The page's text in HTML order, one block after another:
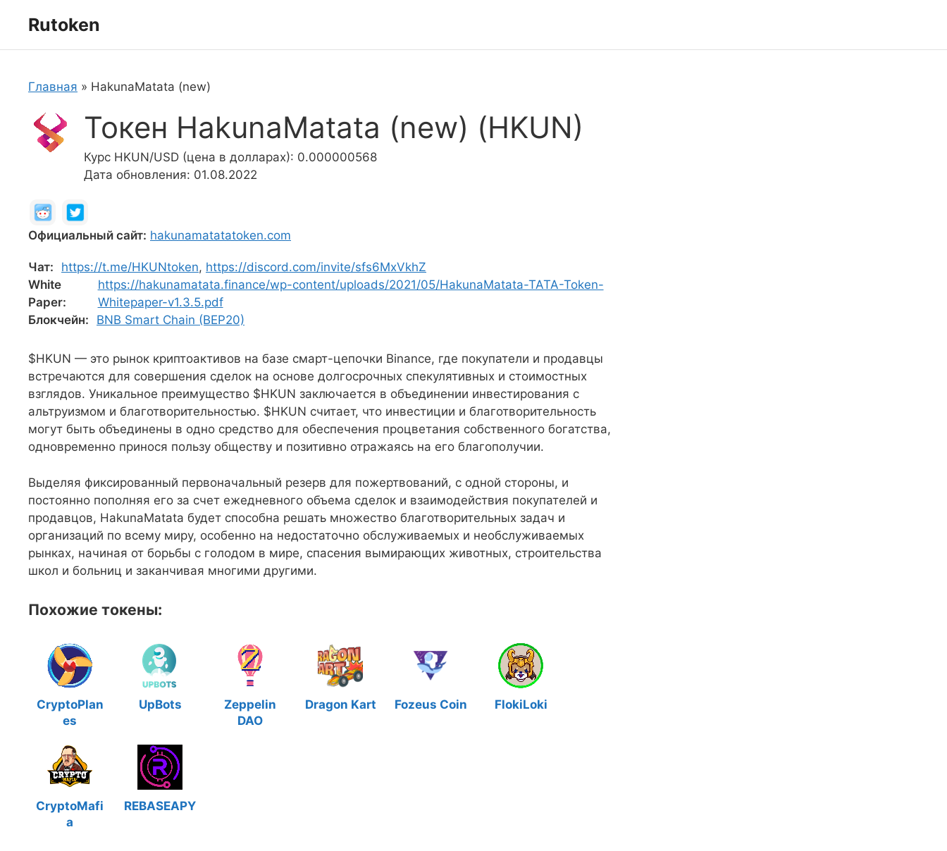
Rutoken
Главная » HakunaMatata (new)
Токен HakunaMatata (new) (HKUN)
Курс HKUN/USD (цена в долларах): 0.000000568
Дата обновления: 01.08.2022
Официальный сайт: hakunamatatatoken.com
Чат: https://t.me/HKUNtoken, https://discord.com/invite/sfs6MxVkhZ
White
Paper:
https://hakunamatata.finance/wp-content/uploads/2021/05/HakunaMatata-TATA-Token-
Whitepaper-v1.3.5.pdf
Блокчейн:
BNB Smart Chain (BEP20)
$HKUN — это рынок криптоактивов на базе смарт-цепочки Binance, где покупатели и продавцы
встречаются для совершения сделок на основе долгосрочных спекулятивных и стоимостных
взглядов. Уникальное преимущество $HKUN заключается в объединении инвестирования с
альтруизмом и благотворительностью. $HKUN считает, что инвестиции и благотворительность
могут быть объединены в одно средство для обеспечения процветания собственного богатства,
одновременно принося пользу обществу и позитивно отражаясь на его благополучии.
Выделяя фиксированный первоначальный резерв для пожертвований, с одной стороны, и
постоянно пополняя его за счет ежедневного объема сделок и взаимодействия покупателей и
продавцов, HakunaMatata будет способна решать множество благотворительных задач и
организаций по всему миру, особенно на недостаточно обслуживаемых и необслуживаемых
рынках, начиная от борьбы с голодом в мире, спасения вымирающих животных, строительства
школ и больниц и заканчивая многими другими.
Похожие токены:
CryptoPlan
es
UpBots
Zeppelin
DAO
Dragon Kart Fozeus Coin FlokiLoki
CryptoMafi
a
REBASEAPY